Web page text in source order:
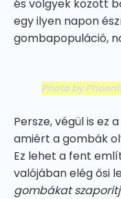
és völgyek között
egy ilyen napon
gombapopuláció,
Photo by
Persze, végül is ez
amiért a gombák
Ez lehet a fent
valójában elég ősi
gombákat